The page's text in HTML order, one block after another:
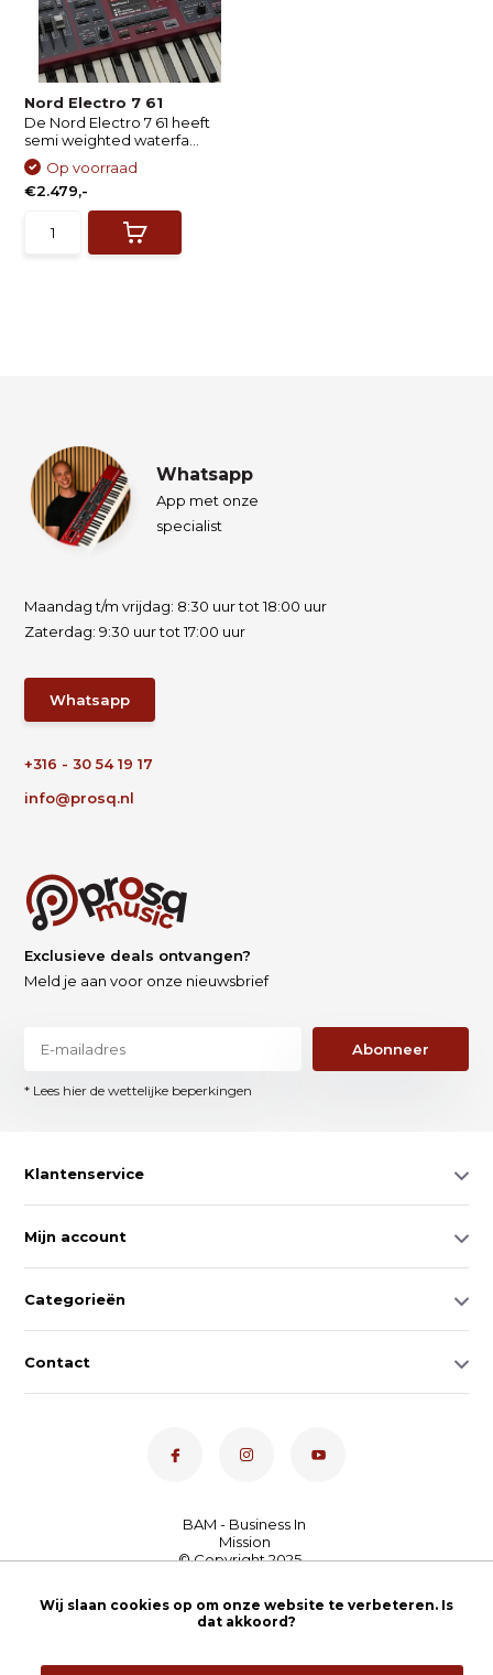
Nord Electro 7 61
De Nord Electro 7 61 heeft
semi weighted waterfa...
Op voorraad
€2.479,-
Whatsapp
App met onze
specialist
Maandag t/m vrijdag: 8:30 uur tot 18:00 uur
Zaterdag: 9:30 uur tot 17:00 uur
Whatsapp
+316 - 30 54 19 17
info@prosq.nl
Exclusieve deals ontvangen?
Meld je aan voor onze nieuwsbrief
Abonneer
* Lees hier de wettelijke beperkingen
Klantenservice
Mijn account
Categorieën
Contact
Dé toetsenspecialist van
Nederland4,7- bekijk
onze 100+ reviews
Wij slaan cookies op om onze website te verbeteren. Is
dat akkoord?